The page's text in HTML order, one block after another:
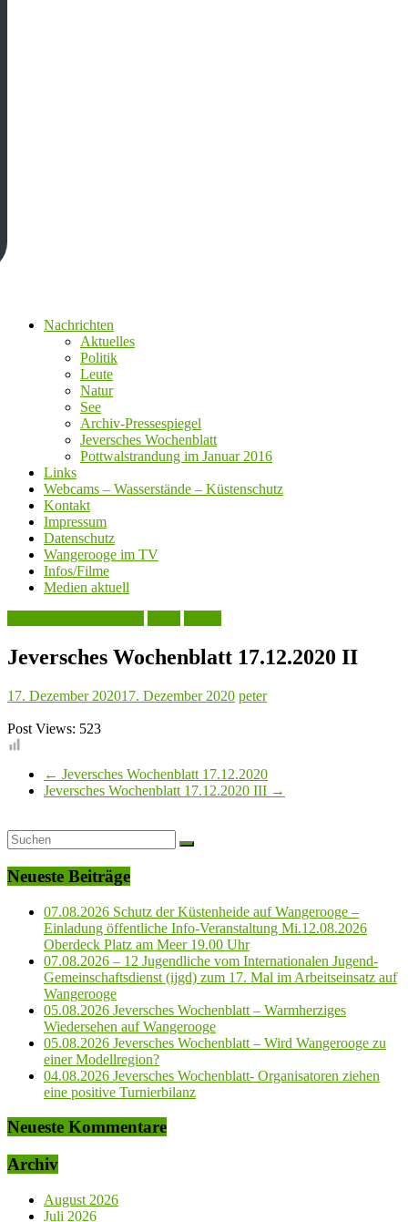
Nachrichten
Aktuelles
Politik
Leute
Natur
See
Archiv-Pressespiegel
Jeversches Wochenblatt
Pottwalstrandung im Januar 2016
Links
Webcams – Wasserstände – Küstenschutz
Kontakt
Impressum
Datenschutz
Wangerooge im TV
Infos/Filme
Medien aktuell
Jeversches Wochenblatt 17.12.2020 II
17. Dezember 202017. Dezember 2020 peter
Post Views: 523
← Jeversches Wochenblatt 17.12.2020
Jeversches Wochenblatt 17.12.2020 III →
Neueste Beiträge
07.08.2026 Schutz der Küstenheide auf Wangerooge –
Einladung öffentliche Info-Veranstaltung Mi.12.08.2026
Oberdeck Platz am Meer 19.00 Uhr
07.08.2026 – 12 Jugendliche vom Internationalen Jugend-
Gemeinschaftsdienst (ijgd) zum 17. Mal im Arbeitseinsatz auf
Wangerooge
05.08.2026 Jeversches Wochenblatt – Warmherziges
Wiedersehen auf Wangerooge
05.08.2026 Jeversches Wochenblatt – Wird Wangerooge zu
einer Modellregion?
04.08.2026 Jeversches Wochenblatt- Organisatoren ziehen
eine positive Turnierbilanz
Neueste Kommentare
Archiv
August 2026
Juli 2026